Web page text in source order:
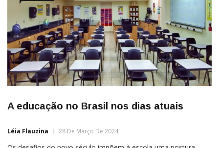
A educação no Brasil nos dias atuais
Léia Flauzina 28 De Março De 2024